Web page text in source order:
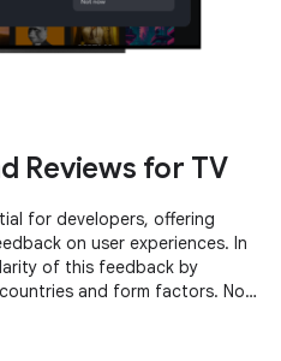
Reviews for TV
for developers, offering
on user experiences. In
of this feedback by
and form factors. Now,